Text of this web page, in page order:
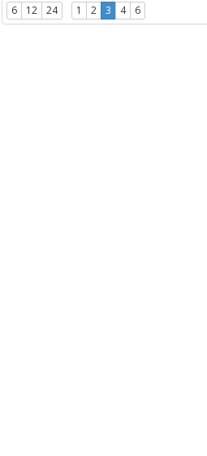
6 12 24 1 2 3 4 6